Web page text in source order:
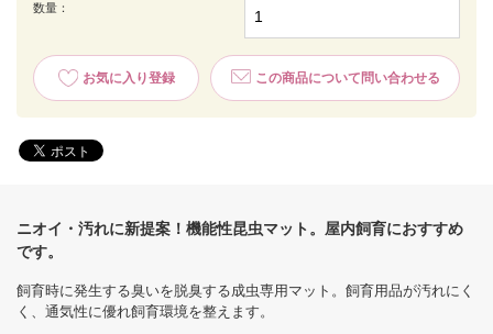
数量：
お気に入り登録 この商品について問い合わせる
ニオイ・汚れに新提案！機能性昆虫マット。屋内飼育におすすめ
です。
飼育時に発生する臭いを脱臭する成虫専用マット。飼育用品が汚れにく
く、通気性に優れ飼育環境を整えます。